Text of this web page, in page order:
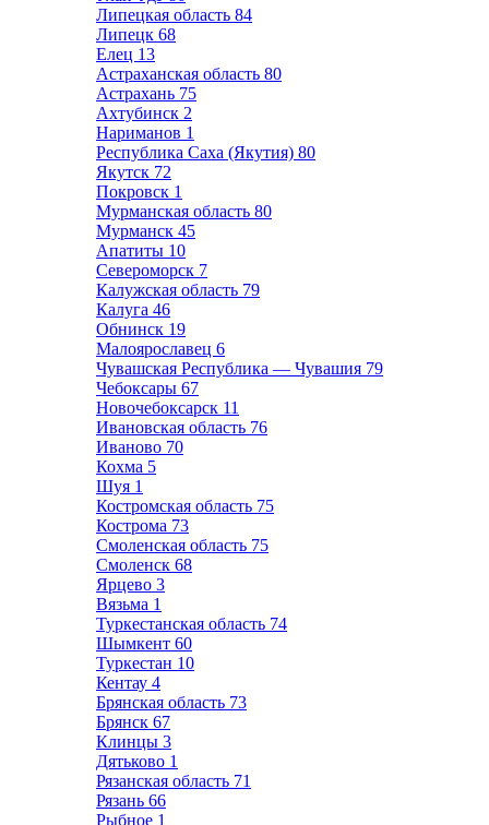
Липецкая область 84
Липецк 68
Елец 13
Астраханская область 80
Астрахань 75
Ахтубинск 2
Нариманов 1
Республика Саха (Якутия) 80
Якутск 72
Покровск 1
Мурманская область 80
Мурманск 45
Апатиты 10
Североморск 7
Калужская область 79
Калуга 46
Обнинск 19
Малоярославец 6
Чувашская Республика — Чувашия 79
Чебоксары 67
Новочебоксарск 11
Ивановская область 76
Иваново 70
Кохма 5
Шуя 1
Костромская область 75
Кострома 73
Смоленская область 75
Смоленск 68
Ярцево 3
Вязьма 1
Туркестанская область 74
Шымкент 60
Туркестан 10
Кентау 4
Брянская область 73
Брянск 67
Клинцы 3
Дятьково 1
Рязанская область 71
Рязань 66
Рыбное 1